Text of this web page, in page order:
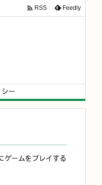
ー
 RSS Feedly
ゲームをプレイする